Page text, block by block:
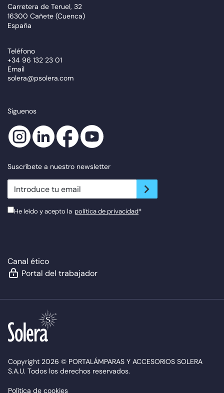
Carretera de Teruel, 32
16300 Cañete (Cuenca)
España
Teléfono
+34 96 132 23 01
Email
solera@psolera.com
Síguenos
Suscríbete a nuestro newsletter
newsletter.suscribe
He leído y acepto la política de privacidad*
Canal ético
Portal del trabajador
Copyright 2026 © PORTALÁMPARAS Y ACCESORIOS SOLERA
S.A.U. Todos los derechos reservados.
Política de cookies